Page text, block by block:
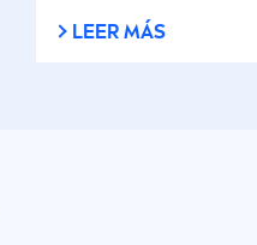
LEER MÁS